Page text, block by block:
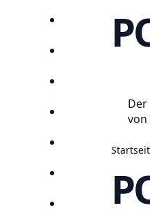
Startseite
Kompass
von